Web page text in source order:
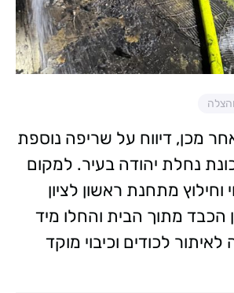
מכן, דיווח על שריפה נוספת
נחלת יהודה בעיר. למקום
וחילוץ מתחנת ראשון לציון
הכבד מתוך הבית והחלו מיד
לכודים וכיבוי מוקד